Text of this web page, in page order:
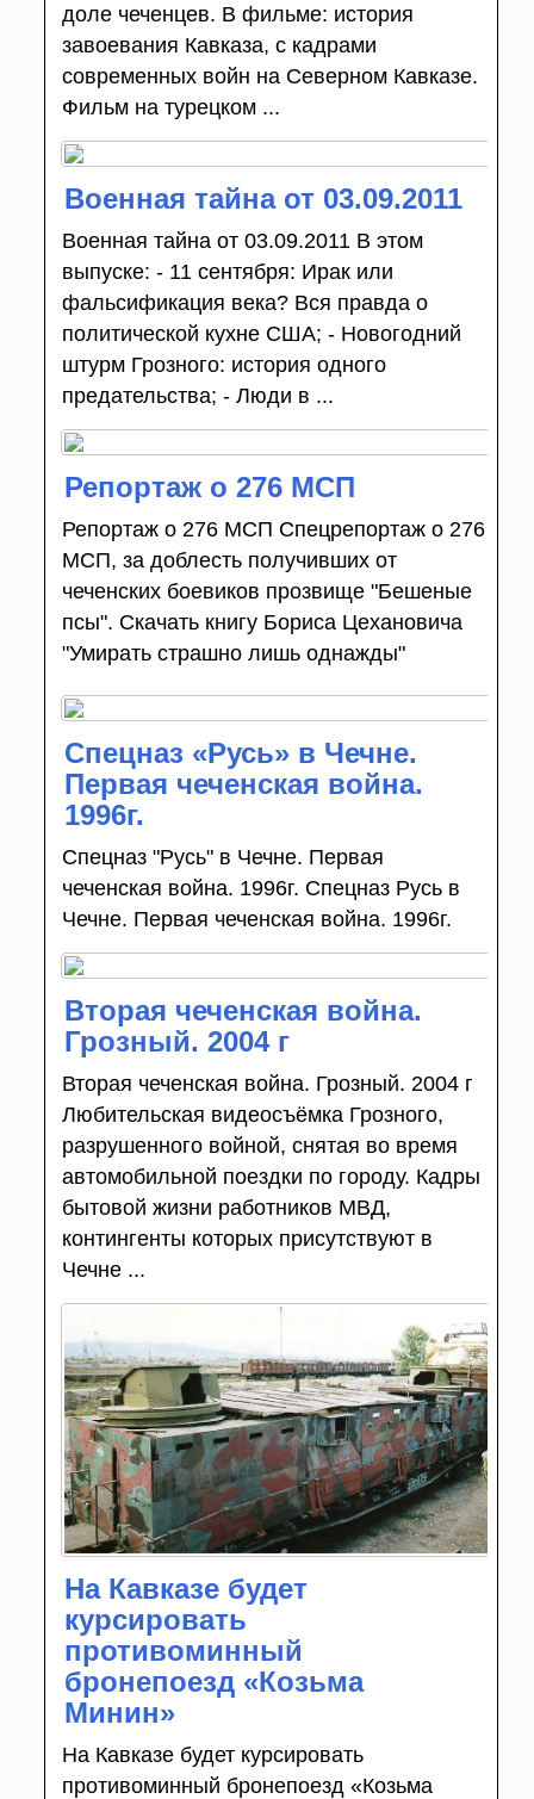
доле чеченцев. В фильме: история
завоевания Кавказа, с кадрами
современных войн на Северном Кавказе.
Фильм на турецком ...
Военная тайна от 03.09.2011
Военная тайна от 03.09.2011 В этом
выпуске: - 11 сентября: Ирак или
фальсификация века? Вся правда о
политической кухне США; - Новогодний
штурм Грозного: история одного
предательства; - Люди в ...
Репортаж о 276 МСП
Репортаж о 276 МСП Спецрепортаж о 276
МСП, за доблесть получивших от
чеченских боевиков прозвище "Бешеные
псы". Скачать книгу Бориса Цехановича
"Умирать страшно лишь однажды"
Спецназ «Русь» в Чечне.
Первая чеченская война.
1996г.
Спецназ "Русь" в Чечне. Первая
чеченская война. 1996г. Спецназ Русь в
Чечне. Первая чеченская война. 1996г.
Вторая чеченская война.
Грозный. 2004 г
Вторая чеченская война. Грозный. 2004 г
Любительская видеосъёмка Грозного,
разрушенного войной, снятая во время
автомобильной поездки по городу. Кадры
бытовой жизни работников МВД,
контингенты которых присутствуют в
Чечне ...
На Кавказе будет
курсировать
противоминный
бронепоезд «Козьма
Минин»
На Кавказе будет курсировать
противоминный бронепоезд «Козьма